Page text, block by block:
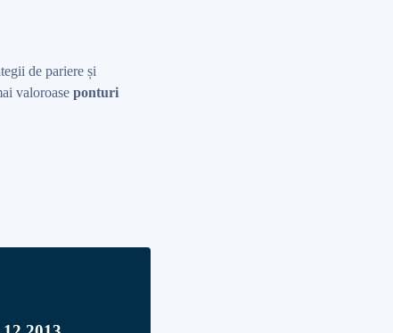
de pariere și
valoroase ponturi